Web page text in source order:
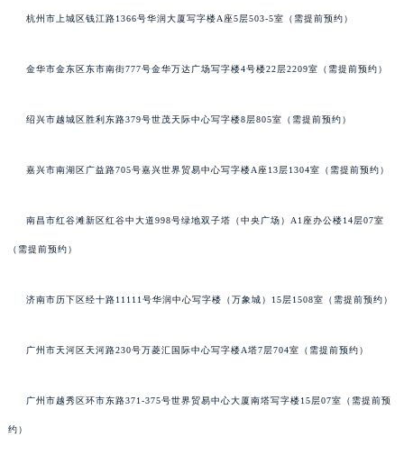
杭州市上城区钱江路1366号华润大厦写字楼A座5层503-5室（需提前预约）
金华市金东区东市南街777号金华万达广场写字楼4号楼22层2209室（需提前预约）
绍兴市越城区胜利东路379号世茂天际中心写字楼8层805室（需提前预约）
嘉兴市南湖区广益路705号嘉兴世界贸易中心写字楼A座13层1304室（需提前预约）
南昌市红谷滩新区红谷中大道998号绿地双子塔（中央广场）A1座办公楼14层07室
（需提前预约）
济南市历下区经十路11111号华润中心写字楼（万象城）15层1508室（需提前预约）
广州市天河区天河路230号万菱汇国际中心写字楼A塔7层704室（需提前预约）
广州市越秀区环市东路371-375号世界贸易中心大厦南塔写字楼15层07室（需提前预
约）